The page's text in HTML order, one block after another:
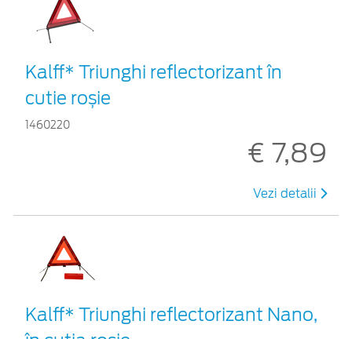
Kalff* Triunghi reflectorizant în
cutie roșie
1460220
€ 7,89
Vezi detalii
Kalff* Triunghi reflectorizant Nano,